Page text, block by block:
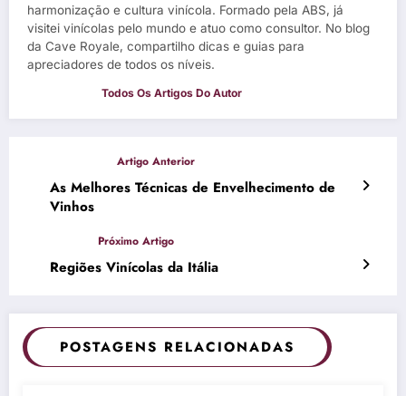
harmonização e cultura vinícola. Formado pela ABS, já
visitei vinícolas pelo mundo e atuo como consultor. No blog
da Cave Royale, compartilho dicas e guias para
apreciadores de todos os níveis.
As Melhores Técnicas de Envelhecimento de
Vinhos
Regiões Vinícolas da Itália
POSTAGENS RELACIONADAS